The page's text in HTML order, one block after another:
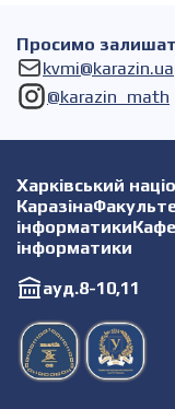
Просимо
kvmi@karazin.ua
@karazin_math
Харківський
інформатики
ауд.8-10,11